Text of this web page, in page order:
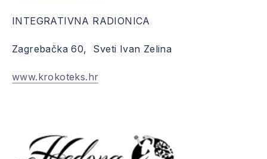
INTEGRATIVNA RADIONICA
Zagrebačka 60, Sveti Ivan Zelina
www.krokoteks.hr